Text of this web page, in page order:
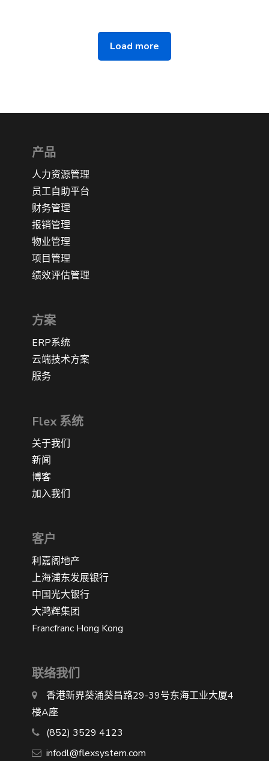
Load more
产品
人力资源管理
员工自助平台
财务管理
报销管理
物业管理
项目管理
绩效评估管理
方案
ERP系统
云端技术方案
服务
Flex 系统
关于我们
新闻
博客
加入我们
客户
利嘉阁地产
上海浦东发展银行
中国光大银行
大鸿辉集团
Francfranc Hong Kong
联络我们
香港新界葵涌葵昌路29-39号东海工业大厦4
楼A座
(852) 3529 4123
infodl@flexsystem.com